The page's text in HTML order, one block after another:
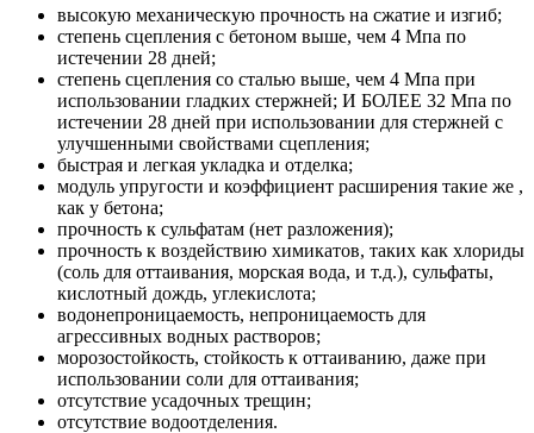
высокую механическую прочность на сжатие и изгиб;
степень сцепления с бетоном выше, чем 4 Мпа по
истечении 28 дней;
степень сцепления со сталью выше, чем 4 Мпа при
использовании гладких стержней; И БОЛЕЕ 32 Мпа по
истечении 28 дней при использовании для стержней с
улучшенными свойствами сцепления;
быстрая и легкая укладка и отделка;
модуль упругости и коэффициент расширения такие же ,
как у бетона;
прочность к сульфатам (нет разложения);
прочность к воздействию химикатов, таких как хлориды
(соль для оттаивания, морская вода, и т.д.), сульфаты,
кислотный дождь, углекислота;
водонепроницаемость, непроницаемость для
агрессивных водных растворов;
морозостойкость, стойкость к оттаиванию, даже при
использовании соли для оттаивания;
отсутствие усадочных трещин;
отсутствие водоотделения.